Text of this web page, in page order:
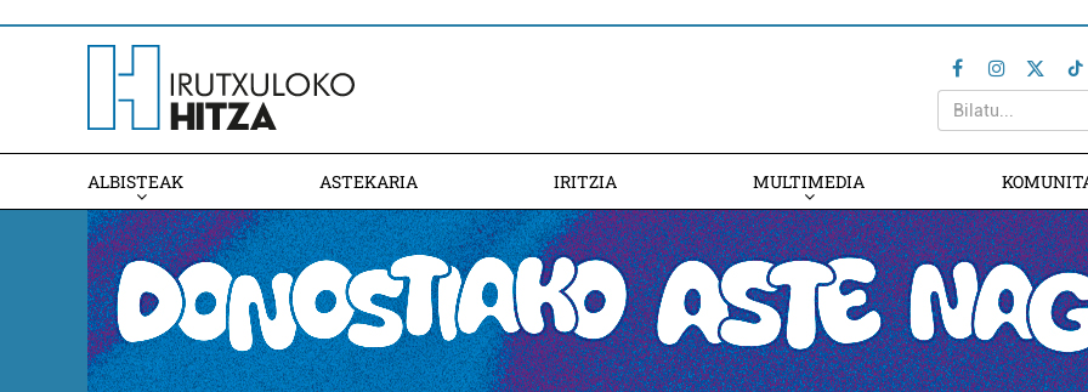
ALBISTEAK ASTEKARIA IRITZIA MULTIMEDIA